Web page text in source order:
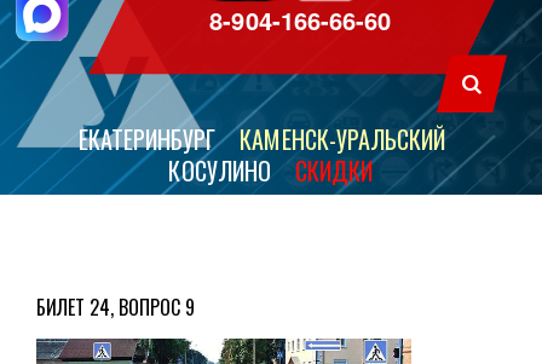
8-904-166-66-60
ЕКАТЕРИНБУРГ
КАМЕНСК-УРАЛЬСКИЙ
КОСУЛИНО
СКИДКИ
БИЛЕТ 24, ВОПРОС 9